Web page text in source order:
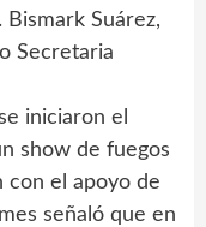
Suárez,
Secretaria
iniciaron el
show de fuegos
con el apoyo de
señaló que en